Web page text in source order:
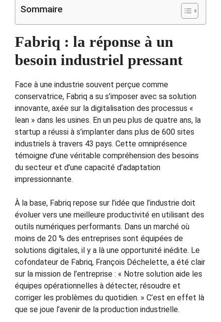
Sommaire
Fabriq : la réponse à un
besoin industriel pressant
Face à une industrie souvent perçue comme
conservatrice, Fabriq a su s’imposer avec sa solution
innovante, axée sur la digitalisation des processus «
lean » dans les usines. En un peu plus de quatre ans, la
startup a réussi à s’implanter dans plus de 600 sites
industriels à travers 43 pays. Cette omniprésence
témoigne d’une véritable compréhension des besoins
du secteur et d’une capacité d’adaptation
impressionnante.
À la base, Fabriq repose sur l’idée que l’industrie doit
évoluer vers une meilleure productivité en utilisant des
outils numériques performants. Dans un marché où
moins de 20 % des entreprises sont équipées de
solutions digitales, il y a là une opportunité inédite. Le
cofondateur de Fabriq, François Déchelette, a été clair
sur la mission de l’entreprise : « Notre solution aide les
équipes opérationnelles à détecter, résoudre et
corriger les problèmes du quotidien. » C’est en effet là
que se joue l’avenir de la production industrielle.